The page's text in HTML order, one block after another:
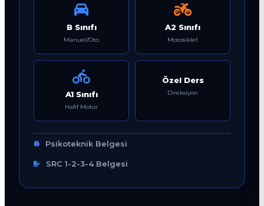
B Sınıfı
Manuel/Oto
A2 Sınıfı
Motosiklet
A1 Sınıfı
Hafif Motor
Özel Ders
Direksiyon
Psikoteknik Belgesi
SRC 1-2-3-4 Belgesi